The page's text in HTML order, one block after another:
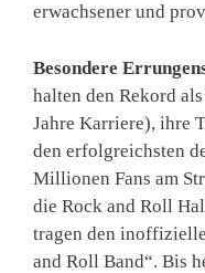
erwachsener und
Besondere
halten den Rekord
Jahre Karriere), ihre
den erfolgreichsten
Millionen Fans am
die Rock and Roll
tragen den
and Roll Band“. Bis